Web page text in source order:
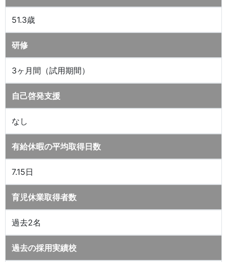
51.3歳
研修
3ヶ月間（試用期間）
自己啓発支援
なし
有給休暇の平均取得日数
7.15日
育児休業取得者数
過去2名
過去の採用実績校